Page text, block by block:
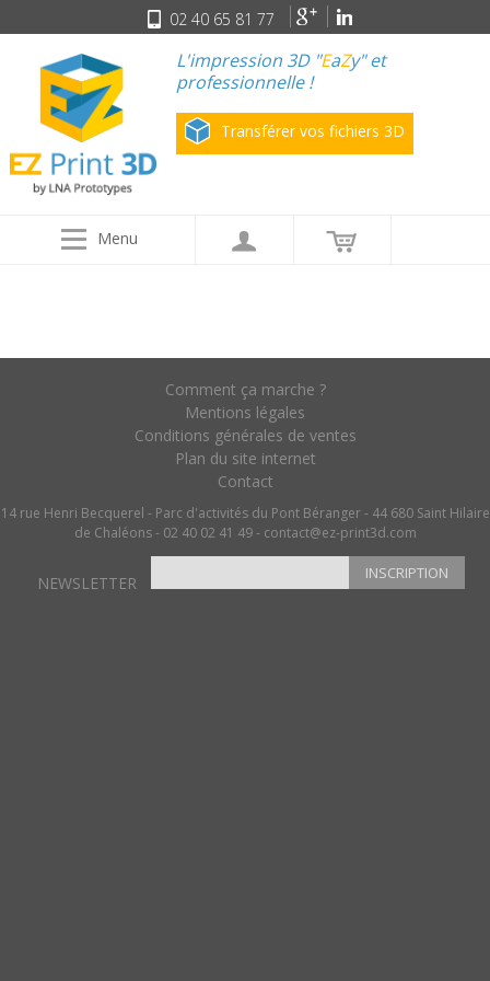
02 40 65 81 77
L'impression 3D "EaZy" et
professionnelle !
Transférer vos fichiers 3D
Menu
Comment ça marche ?
Mentions légales
Conditions générales de ventes
Plan du site internet
Contact
14 rue Henri Becquerel - Parc d'activités du Pont Béranger - 44 680 Saint Hilaire
de Chaléons - 02 40 02 41 49 - contact@ez-print3d.com
NEWSLETTER INSCRIPTION